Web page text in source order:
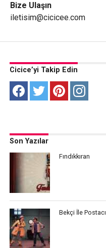
Bize Ulaşın
iletisim@cicicee.com
Cicice’yi Takip Edin
Son Yazılar
Fındıkkıran
Bekçi İle Postacı